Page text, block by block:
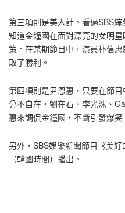
第三項則是美人計。看過SBS
知道金鐘國在面對漂亮的女明
策。在某期節目中，演員朴信
取了勝利。
第四項則是尹恩惠，只要在節
分不自在，劉在石、李光洙、
惠來調侃金鐘國，不斷引發爆笑
另外，SBS娛樂新聞節目《美
（韓國時間）播出。